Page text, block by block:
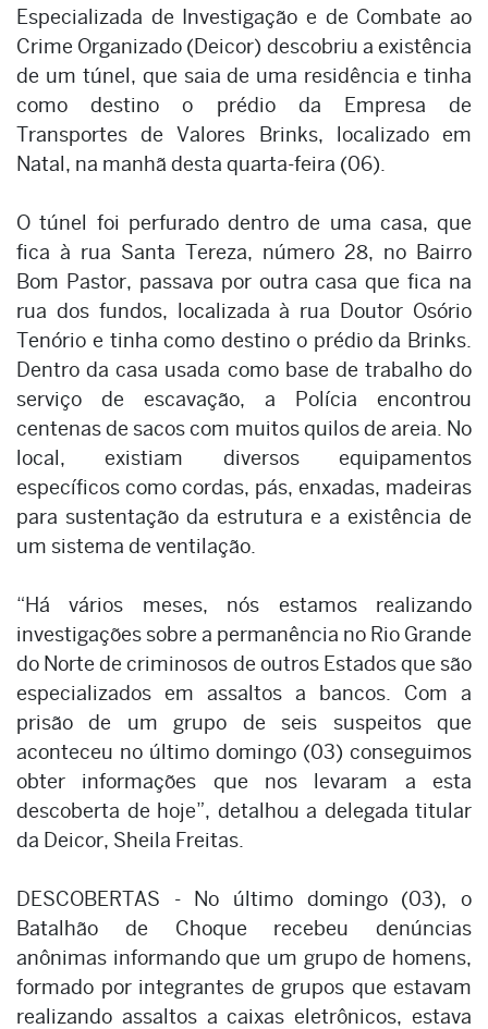
Especializada de Investigação e de Combate ao
Crime Organizado (Deicor) descobriu a existência
de um túnel, que saia de uma residência e tinha
como destino o prédio da Empresa de
Transportes de Valores Brinks, localizado em
Natal, na manhã desta quarta-feira (06).
O túnel foi perfurado dentro de uma casa, que
fica à rua Santa Tereza, número 28, no Bairro
Bom Pastor, passava por outra casa que fica na
rua dos fundos, localizada à rua Doutor Osório
Tenório e tinha como destino o prédio da Brinks.
Dentro da casa usada como base de trabalho do
serviço de escavação, a Polícia encontrou
centenas de sacos com muitos quilos de areia. No
local, existiam diversos equipamentos
específicos como cordas, pás, enxadas, madeiras
para sustentação da estrutura e a existência de
um sistema de ventilação.
“Há vários meses, nós estamos realizando
investigações sobre a permanência no Rio Grande
do Norte de criminosos de outros Estados que são
especializados em assaltos a bancos. Com a
prisão de um grupo de seis suspeitos que
aconteceu no último domingo (03) conseguimos
obter informações que nos levaram a esta
descoberta de hoje”, detalhou a delegada titular
da Deicor, Sheila Freitas.
DESCOBERTAS - No último domingo (03), o
Batalhão de Choque recebeu denúncias
anônimas informando que um grupo de homens,
formado por integrantes de grupos que estavam
realizando assaltos a caixas eletrônicos, estava